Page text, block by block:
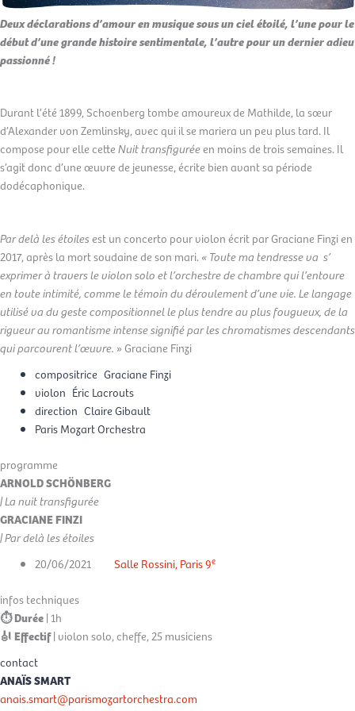
Deux déclarations d’amour en musique sous un ciel étoilé, l’une pour le
début d’une grande histoire sentimentale, l’autre pour un dernier adieu
passionné !
Durant l’été 1899, Schoenberg tombe amoureux de Mathilde, la sœur
d’Alexander von Zemlinsky, avec qui il se mariera un peu plus tard. Il
compose pour elle cetteNuit transfiguréeen moins de trois semaines. Il
s’agit donc d’une œuvre de jeunesse, écrite bien avant sa période
dodécaphonique.
Par delà les étoilesest un concerto pour violon écrit par Graciane Finzi en
2017, après la mort soudaine de son mari.« Toute ma tendresse va s’
exprimer à travers le violon solo et l’orchestre de chambre qui l’entoure
en toute intimité, comme le témoin du déroulement d’une vie. Le langage
utilisé va du geste compositionnel le plus tendre au plus fougueux, de la
rigueur au romantisme intense signifié par les chromatismes descendants
qui parcourent l’œuvre. » Graciane Finzi
compositrice Graciane Finzi
violon Éric Lacrouts
direction Claire Gibault
Paris Mozart Orchestra
programme
ARNOLD SCHÖNBERG
| La nuit transfigurée
GRACIANE FINZI
| Par delà les étoiles
20/06/2021
Salle Rossini, Paris 9e
infos techniques
⏱ Durée| 1h
🎻 Effectif| violon solo, cheffe, 25 musiciens
contact
ANAÏS SMART
anais.smart@parismozartorchestra.com